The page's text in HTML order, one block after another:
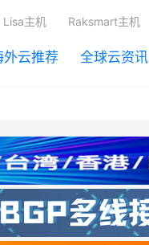
外云推荐 全球云资讯
Lisa主机 Raksmart主机